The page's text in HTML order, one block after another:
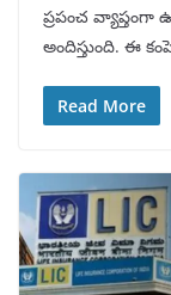
ప్రపంచ వ్యాప్తంగా
అందిస్తుంది. ఈ
Read More